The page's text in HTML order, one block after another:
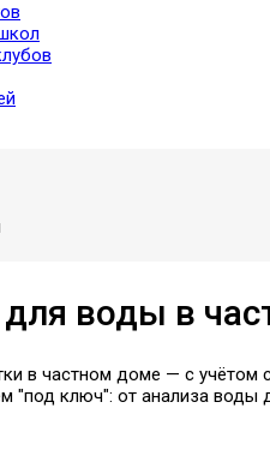
воды в
в частном доме — с
"под ключ": от анализа воды